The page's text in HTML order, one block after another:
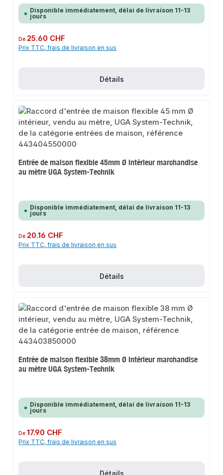
Disponible immédiatement, délai de livraison 11-13
jours
Prix régulier :
De 25.60 CHF
Prix TTC, frais de livraison en sus
Détails
Entrée de maison flexible 45mm Ø intérieur marchandise
au mètre UGA System-Technik
Disponible immédiatement, délai de livraison 11-13
jours
Prix régulier :
De 20.16 CHF
Prix TTC, frais de livraison en sus
Détails
Entrée de maison flexible 38mm Ø intérieur marchandise
au mètre UGA System-Technik
Disponible immédiatement, délai de livraison 11-13
jours
Prix régulier :
De17.90 CHF
Prix TTC, frais de livraison en sus